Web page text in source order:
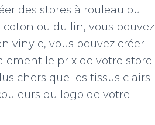
des stores à rouleau ou
coton ou du lin, vous pouvez
vinyle, vous pouvez créer
le prix de votre store
chers que les tissus clairs.
du logo de votre